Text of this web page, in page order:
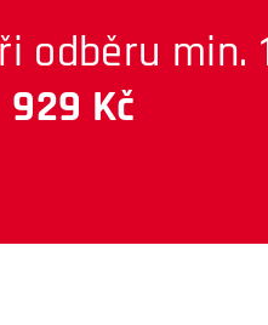
odběru min.
929 Kč